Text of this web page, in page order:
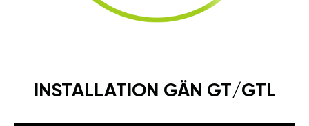
INSTALLATION GÄN GT/GTL